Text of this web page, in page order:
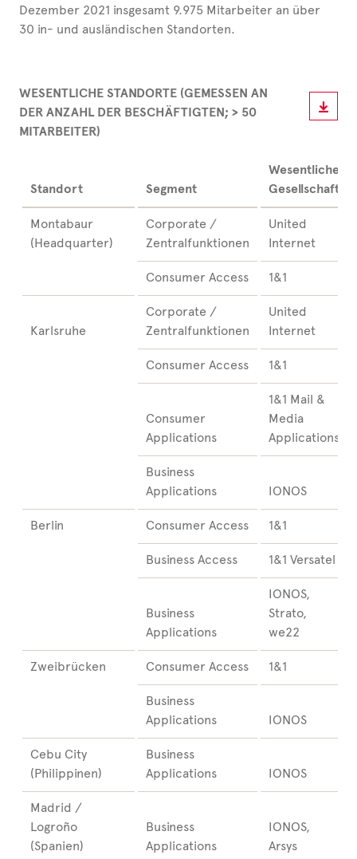
Dezember 2021 insgesamt 9.975 Mitarbeiter an über
30 in- und ausländischen Standorten.
WESENTLICHE STANDORTE (GEMESSEN AN
DER ANZAHL DER BESCHÄFTIGTEN; > 50
MITARBEITER)
Standort Segment
Wesentliche
Gesellschaft
Montabaur
(Headquarter)
Corporate /
Zentralfunktionen
United
Internet
Consumer Access 1&1
Karlsruhe
Corporate /
Zentralfunktionen
United
Internet
Consumer Access 1&1
Consumer
Applications
1&1 Mail &
Media
Applications
Business
Applications
IONOS
Berlin Consumer Access 1&1
Business Access 1&1 Versatel
Business
Applications
IONOS,
Strato,
we22
Zweibrücken Consumer Access 1&1
Business
Applications
IONOS
Cebu City
(Philippinen)
Business
Applications
IONOS
Madrid /
Logroño
(Spanien)
Business
Applications
IONOS,
Arsys